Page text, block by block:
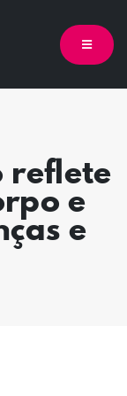
reflete
e
e